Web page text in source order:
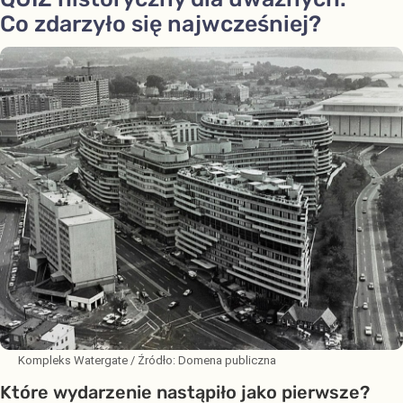
Co zdarzyło się najwcześniej?
Kompleks Watergate / Źródło: Domena publiczna
Które wydarzenie nastąpiło jako pierwsze?